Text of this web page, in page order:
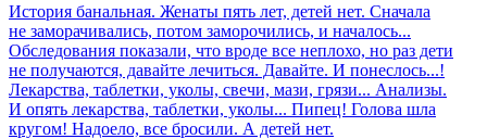
История банальная. Женаты пять лет, детей нет. Сначала
не заморачивались, потом заморочились, и началось...
Обследования показали, что вроде все неплохо, но раз дети
не получаются, давайте лечиться. Давайте. И понеслось...!
Лекарства, таблетки, уколы, свечи, мази, грязи... Анализы.
И опять лекарства, таблетки, уколы... Пипец! Голова шла
кругом! Надоело, все бросили. А детей нет.